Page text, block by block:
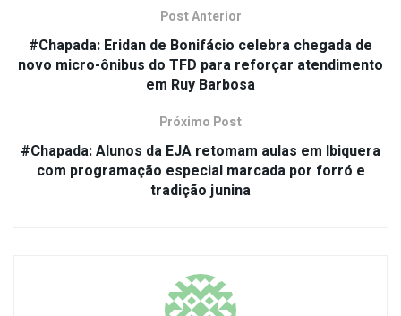
Post Anterior
#Chapada: Eridan de Bonifácio celebra chegada de
novo micro-ônibus do TFD para reforçar atendimento
em Ruy Barbosa
Próximo Post
#Chapada: Alunos da EJA retomam aulas em Ibiquera
com programação especial marcada por forró e
tradição junina